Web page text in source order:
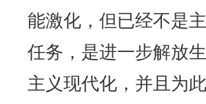
能激化，但已经不是
任务，是进一步解放
主义现代化，并且为